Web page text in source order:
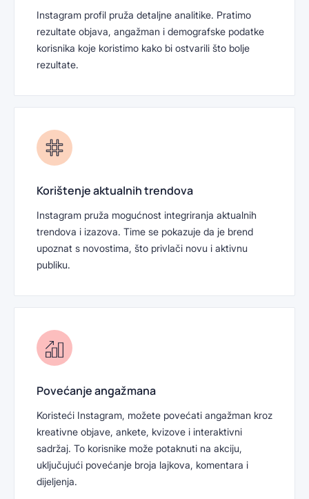
Instagram profil pruža detaljne analitike. Pratimo
rezultate objava, angažman i demografske podatke
korisnika koje koristimo kako bi ostvarili što bolje
rezultate.
Korištenje aktualnih trendova
Instagram pruža mogućnost integriranja aktualnih
trendova i izazova. Time se pokazuje da je brend
upoznat s novostima, što privlači novu i aktivnu
publiku.
Povećanje angažmana
Koristeći Instagram, možete povećati angažman kroz
kreativne objave, ankete, kvizove i interaktivni
sadržaj. To korisnike može potaknuti na akciju,
uključujući povećanje broja lajkova, komentara i
dijeljenja.